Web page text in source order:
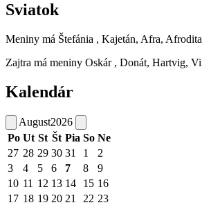
Sviatok
Meniny má Štefánia , Kajetán, Afra,
Zajtra má meniny Oskár , Donát, Hartvig,
Kalendár
August2026
Po Ut St Št Pia So Ne
27 28 29 30 31 1
2
3
4 5 6 7 8
9
10 11 12 13 14 15 16
17 18 19 20 21 22 23